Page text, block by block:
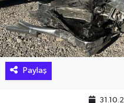
Paylaş
İLGİNÇ HABERLER
KADIN